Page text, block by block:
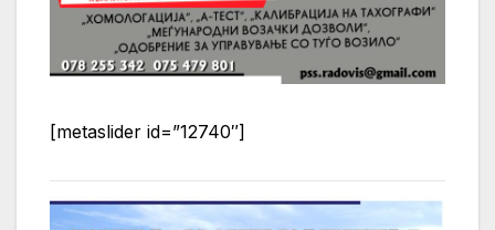
[metaslider id=”12740″]